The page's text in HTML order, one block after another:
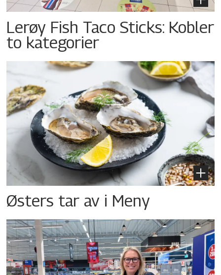
Lerøy Fish Taco Sticks: Kobler
to kategorier
Østers tar av i Meny